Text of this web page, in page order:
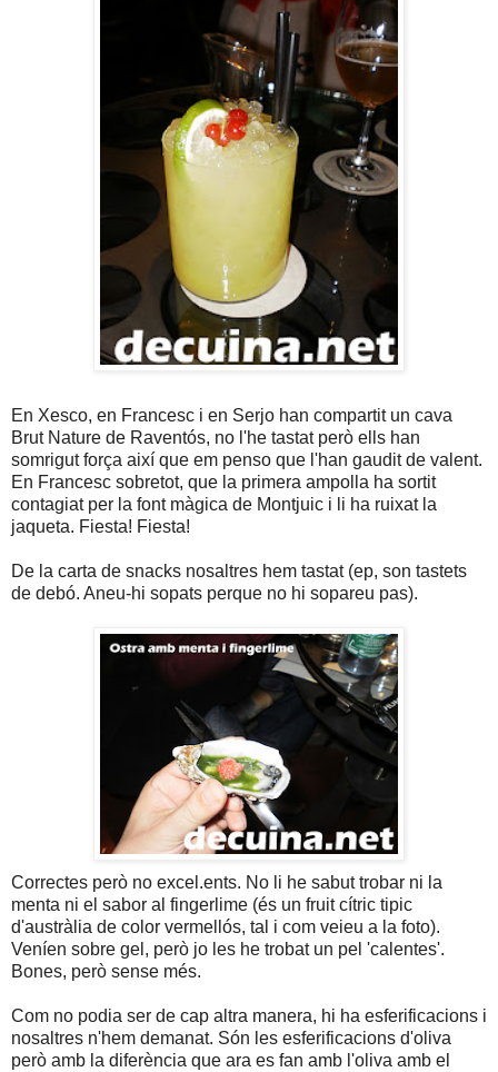
En Xesco, en Francesc i en Serjo han compartit un cava
Brut Nature de Raventós, no l'he tastat però ells han
somrigut força així que em penso que l'han gaudit de valent.
En Francesc sobretot, que la primera ampolla ha sortit
contagiat per la font màgica de Montjuic i li ha ruixat la
jaqueta. Fiesta! Fiesta!
De la carta de snacks nosaltres hem tastat (ep, son tastets
de debó. Aneu-hi sopats perque no hi sopareu pas).
Correctes però no excel.ents. No li he sabut trobar ni la
menta ni el sabor al fingerlime (és un fruit cítric tipic
d'austràlia de color vermellós, tal i com veieu a la foto).
Veníen sobre gel, però jo les he trobat un pel 'calentes'.
Bones, però sense més.
Com no podia ser de cap altra manera, hi ha esferificacions i
nosaltres n'hem demanat. Són les esferificacions d'oliva
però amb la diferència que ara es fan amb l'oliva amb el